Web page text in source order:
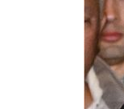
[속보]코
[속보]코
[속보]원
[속보] 노
[속보]종합